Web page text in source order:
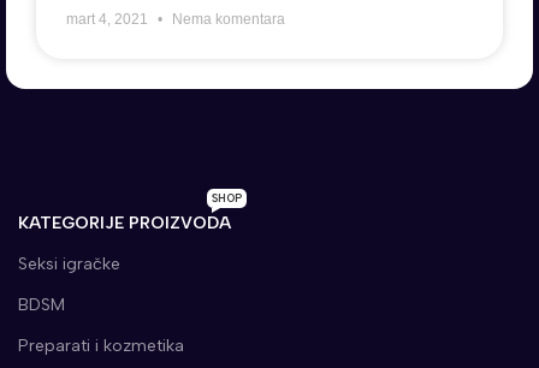
mart 4, 2021 Nema komentara
KATEGORIJE PROIZVODA
SHOP
Seksi igračke
BDSM
Preparati i kozmetika